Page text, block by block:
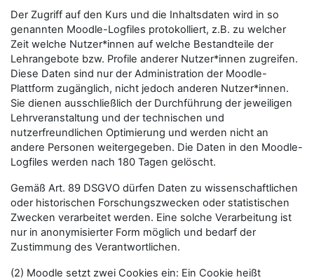
Der Zugriff auf den Kurs und die Inhaltsdaten wird in so
genannten Moodle-Logfiles protokolliert, z.B. zu welcher
Zeit welche Nutzer*innen auf welche Bestandteile der
Lehrangebote bzw. Profile anderer Nutzer*innen zugreifen.
Diese Daten sind nur der Administration der Moodle-
Plattform zugänglich, nicht jedoch anderen Nutzer*innen.
Sie dienen ausschließlich der Durchführung der jeweiligen
Lehrveranstaltung und der technischen und
nutzerfreundlichen Optimierung und werden nicht an
andere Personen weitergegeben. Die Daten in den Moodle-
Logfiles werden nach 180 Tagen gelöscht.
Gemäß Art. 89 DSGVO dürfen Daten zu wissenschaftlichen
oder historischen Forschungszwecken oder statistischen
Zwecken verarbeitet werden. Eine solche Verarbeitung ist
nur in anonymisierter Form möglich und bedarf der
Zustimmung des Verantwortlichen.
(2) Moodle setzt zwei Cookies ein: Ein Cookie heißt